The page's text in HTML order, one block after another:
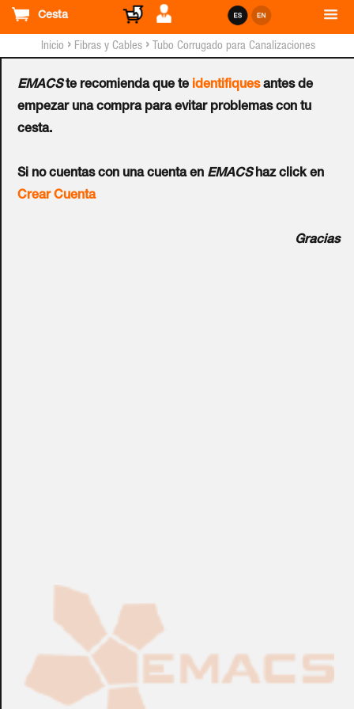
Cesta
EMACSte recomienda que te identifiquesantes de
empezar una compra para evitar problemas con tu
cesta.
Si no cuentas con una cuenta en EMACShaz click en
Crear Cuenta
Gracias
Inicio › Fibras y Cables › Tubo Corrugado para Canalizaciones
Tubo Corrugado Forrado
TUPERSA® Negro M-20
Ref.: 080500020
diámetro exterior (interior 14 mm) de policloruro de vinilo